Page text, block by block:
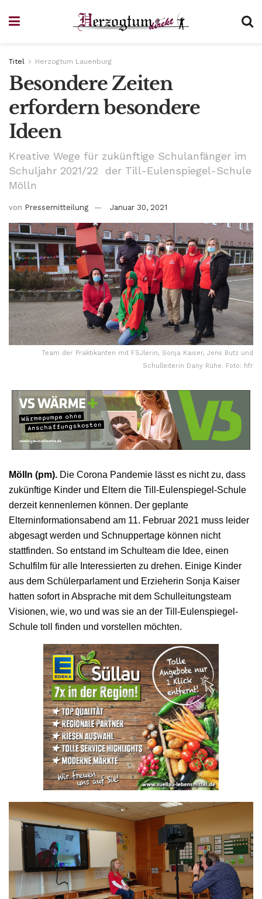
Titel Herzogtum Lauenburg
Besondere Zeiten
erfordern besondere
Ideen
Kreative Wege für zukünftige Schulanfänger im
Schuljahr 2021/22 der Till-Eulenspiegel-Schule
Mölln
von Pressemitteilung Januar 30, 2021
Team der Praktikanten mit FSJlerin, Sonja Kaiser, Jens Butz und
Schulleiterin Dany Rühe. Foto: hfr
Mölln (pm). Die Corona Pandemie lässt es nicht zu, dass
zukünftige Kinder und Eltern die Till-Eulenspiegel-Schule
derzeit kennenlernen können. Der geplante
Elterninformationsabend am 11. Februar 2021 muss leider
abgesagt werden und Schnuppertage können nicht
stattfinden. So entstand im Schulteam die Idee, einen
Schulfilm für alle Interessierten zu drehen. Einige Kinder
aus dem Schülerparlament und Erzieherin Sonja Kaiser
hatten sofort in Absprache mit dem Schulleitungsteam
Visionen, wie, wo und was sie an der Till-Eulenspiegel-
Schule toll finden und vorstellen möchten.